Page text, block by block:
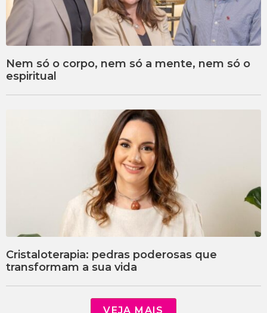
Nem só o corpo, nem só a mente, nem só o
espiritual
Cristaloterapia: pedras poderosas que
transformam a sua vida
VEJA MAIS